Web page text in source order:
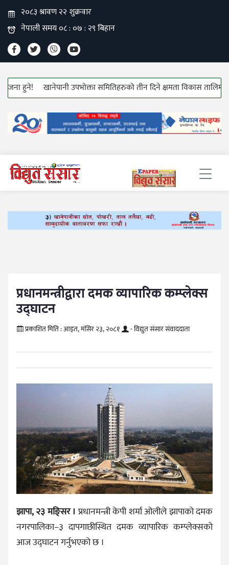
हुने! खानेपानी उपभोक्ता समितिहरुको तीन दिने क्षमता विकास तालिम सुरु!
प्रधानमन्त्रीद्वारा दमक व्यापारिक कम्प्लेक्स
उद्घाटन
प्रकाशित मिति :आइत, मंसिर २३, २०८१ - विद्युत संसार संवाददाता
झापा, २३ मङ्सिर । प्रधानमन्त्री केपी शर्मा ओलीले झापाको दमक
नगरपालिका–३ दापगाछीस्थित दमक व्यापारिक कम्प्लेक्सको
आज उद्घाटन गर्नुभएको छ ।